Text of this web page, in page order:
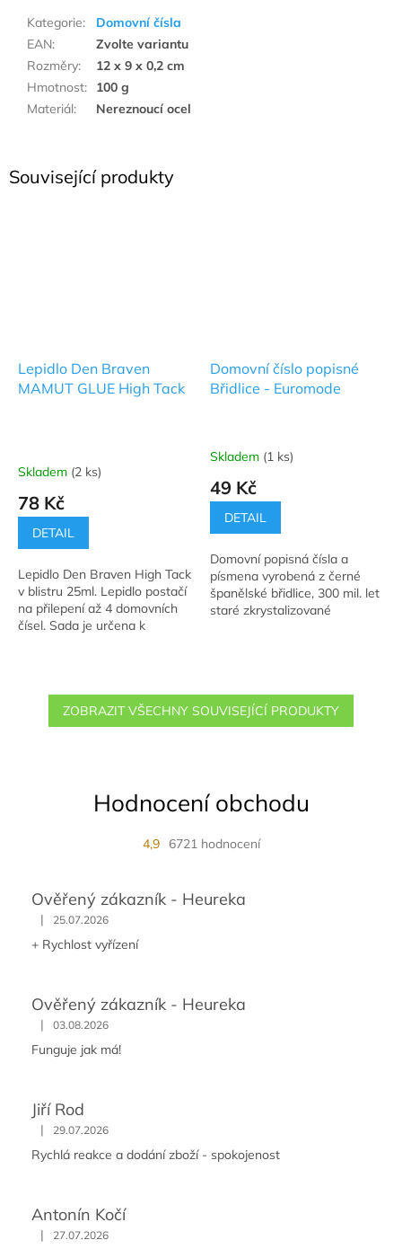
Související produkty
Lepidlo Den Braven
MAMUT GLUE High Tack
Skladem (2 ks)
78 Kč
DETAIL
Lepidlo Den Braven High Tack
v blistru 25ml. Lepidlo postačí
na přilepení až 4 domovních
čísel. Sada je určena k
Domovní číslo popisné
Břidlice - Euromode
Průměrné
hodnocení
produktu
5,0
5
hvězdiček.
Skladem (1 ks)
49 Kč
DETAIL
Domovní popisná čísla a
písmena vyrobená z černé
španělské břidlice, 300 mil. let
staré zkrystalizované
ZOBRAZIT VŠECHNY SOUVISEJÍCÍ PRODUKTY
Kategorie:
Domovní čísla
EAN:
Zvolte variantu
Rozměry:
12 x 9 x 0,2 cm
Hmotnost:
100 g
Materiál: Nereznoucí ocel
Hodnocení obchodu
4,9 6721 hodnocení
Ověřený zákazník - Heureka
| 25.07.2026
+ Rychlost vyřízení
Ověřený zákazník - Heureka
| 03.08.2026
Funguje jak má!
Jiří Rod
| 29.07.2026
Rychlá reakce a dodání zboží - spokojenost
Antonín Kočí
| 27.07.2026